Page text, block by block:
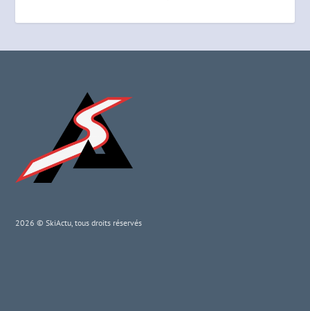
2026 © SkiActu, tous droits réservés